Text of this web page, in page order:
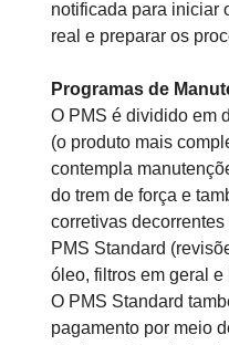
notificada para iniciar
real e preparar os
Programas de
O PMS é dividido em
(o produto mais
contempla
do trem de força e
corretivas
PMS Standard
óleo, filtros em geral
O PMS Standard
pagamento por meio